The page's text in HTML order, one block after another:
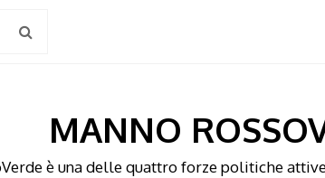
MANNO
è una delle quattro forze politiche